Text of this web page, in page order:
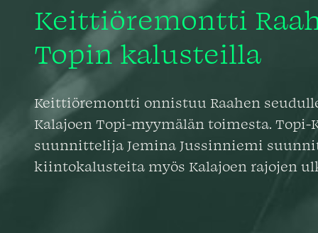
Keittiöremontti
Topin kalusteilla
Keittiöremontti onnistuu Raahen
Kalajoen Topi-myymälän toimesta.
suunnittelija Jemina Jussinniemi
kiintokalusteita myös Kalajoen rajojen